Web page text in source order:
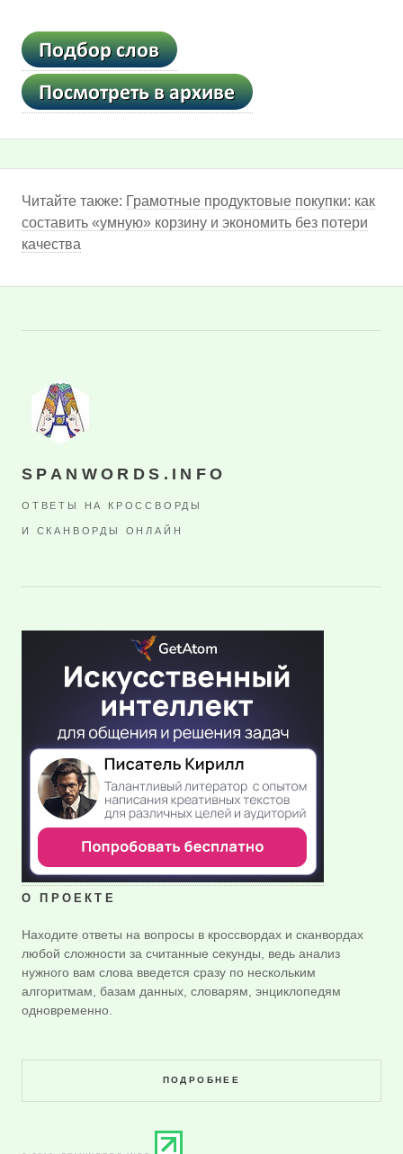
Читайте также: Грамотные продуктовые покупки: как
составить «умную» корзину и экономить без потери
качества
SPANWORDS.INFO
ОТВЕТЫ НА КРОССВОРДЫ
И СКАНВОРДЫ ОНЛАЙН
О ПРОЕКТЕ
Находите ответы на вопросы в кроссвордах и сканвордах
любой сложности за считанные секунды, ведь анализ
нужного вам слова введется сразу по нескольким
алгоритмам, базам данных, словарям, энциклопедям
одновременно.
ПОДРОБНЕЕ